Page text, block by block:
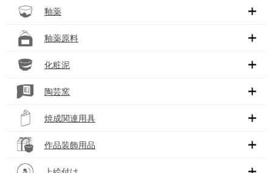
釉薬
釉薬原料
化粧泥
陶芸窯
焼成関連用具
作品装飾用品